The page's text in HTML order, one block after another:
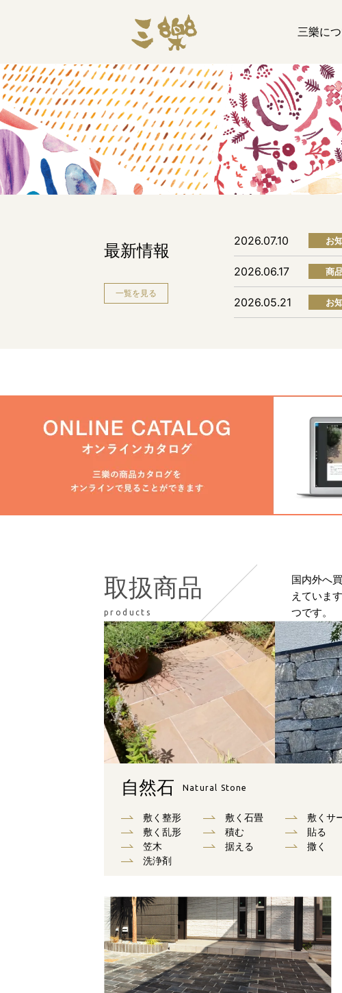
三樂に
最新情報
一覧を見る
2026.07.10 お
2026.06.17 商
2026.05.21 お
取扱商品
products
国内外へ
えていま
つです。
自然石 Natural Stone
敷く整形 敷く石畳
敷くサ
敷く乱形
積む
貼る
笠木
据える
撒く
洗浄剤